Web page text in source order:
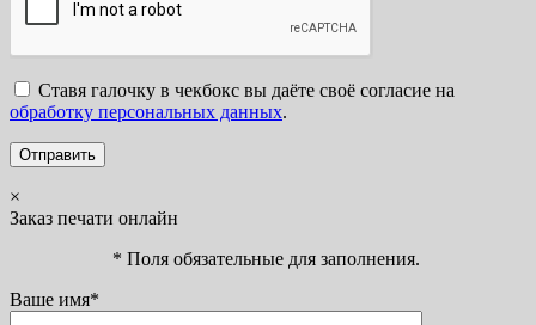
Ставя галочку в чекбокс вы даёте своё согласие на
обработку персональных данных.
×
Заказ печати онлайн
* Поля обязательные для заполнения.
Ваше имя*